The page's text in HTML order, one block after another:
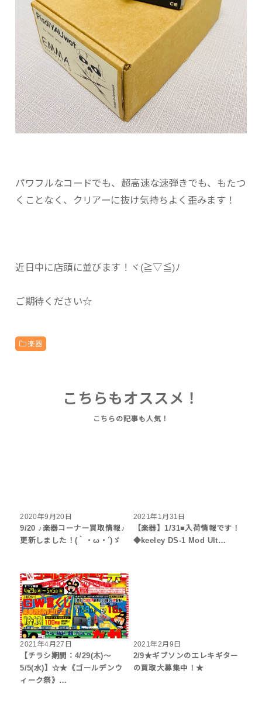
パワフルなコードでも、超高速な速弾きでも、もたつ
くことなく、クリアーに抜け気持ちよく歪みます！
近日中に店頭に並びます！ヾ(≧▽≦)ﾉ
ご期待ください☆
楽器
こちらもオススメ！
2020年9月20日
9/20 ♪楽器コーナー買取情報♪
更新しました！(｀・ω・´)ゞ
2021年1月31日
【楽器】1/31■入荷情報です！
◆keeley DS-1 Mod Ult…
2021年4月27日
【チラシ期間：4/29(木)～
5/5(水)】☆★《ゴールデンウ
ィーク祭》…
2021年2月9日
2/9★ギブソンのエレキギター
の買取大募集中！★